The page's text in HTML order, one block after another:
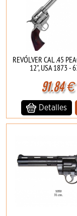
REVÓLVER CAL .45
12", USA 1873 -
91.84€
Detalles